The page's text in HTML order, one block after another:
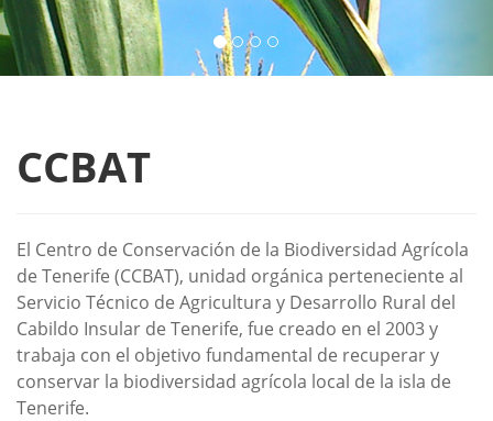
CCBAT
El Centro de Conservación de la Biodiversidad Agrícola
de Tenerife (CCBAT), unidad orgánica perteneciente al
Servicio Técnico de Agricultura y Desarrollo Rural del
Cabildo Insular de Tenerife, fue creado en el 2003 y
trabaja con el objetivo fundamental de recuperar y
conservar la biodiversidad agrícola local de la isla de
Tenerife.